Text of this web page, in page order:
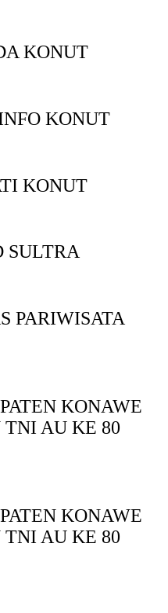
KONUT
KONUT
KONUT
SULTRA
PARIWISATA
KONAWE
AU KE 80
KONAWE
AU KE 80